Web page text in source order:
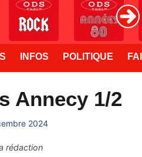
INFOS POLITIQUE
Annecy 1/2
2024
rédaction